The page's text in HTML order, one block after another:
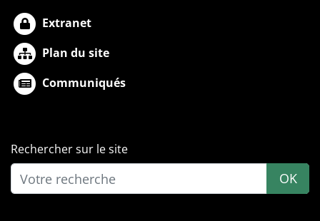
Extranet
Plan du site
Communiqués
Rechercher sur le site
OK